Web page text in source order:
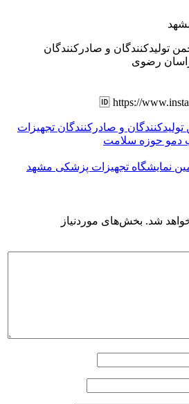
تولیدکنندگان و صادرکنندگان
رضوی
و صادرکنندگان تجهیزات
دمو حوزه سلامت
نمایشگاه تجهیزات پزشکی مشهد
شد. بخش‌های موردنیاز